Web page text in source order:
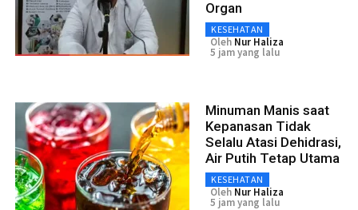
Organ
KESEHATAN
Oleh Nur Haliza
5 jam yang lalu
Minuman Manis saat
Kepanasan Tidak
Selalu Atasi Dehidrasi,
Air Putih Tetap Utama
KESEHATAN
Oleh Nur Haliza
5 jam yang lalu